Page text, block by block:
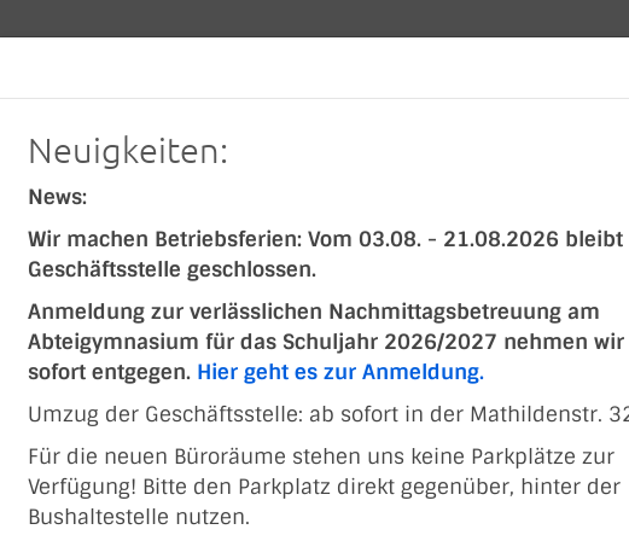
NEWS SPORTARTEN SPORTSUCHE
Neuigkeiten:
News:
Wir machen Betriebsferien: Vom 03.08. - 21.08.2026 bleibt
Geschäftsstelle geschlossen.
Anmeldung zur verlässlichen Nachmittagsbetreuung am
Abteigymnasium für das Schuljahr 2026/2027 nehmen wir
sofort entgegen. Hier geht es zur Anmeldung.
Umzug der Geschäftsstelle: ab sofort in der Mathildenstr.
Für die neuen Büroräume stehen uns keine Parkplätze zur
Verfügung! Bitte den Parkplatz direkt gegenüber, hinter der
Bushaltestelle nutzen.